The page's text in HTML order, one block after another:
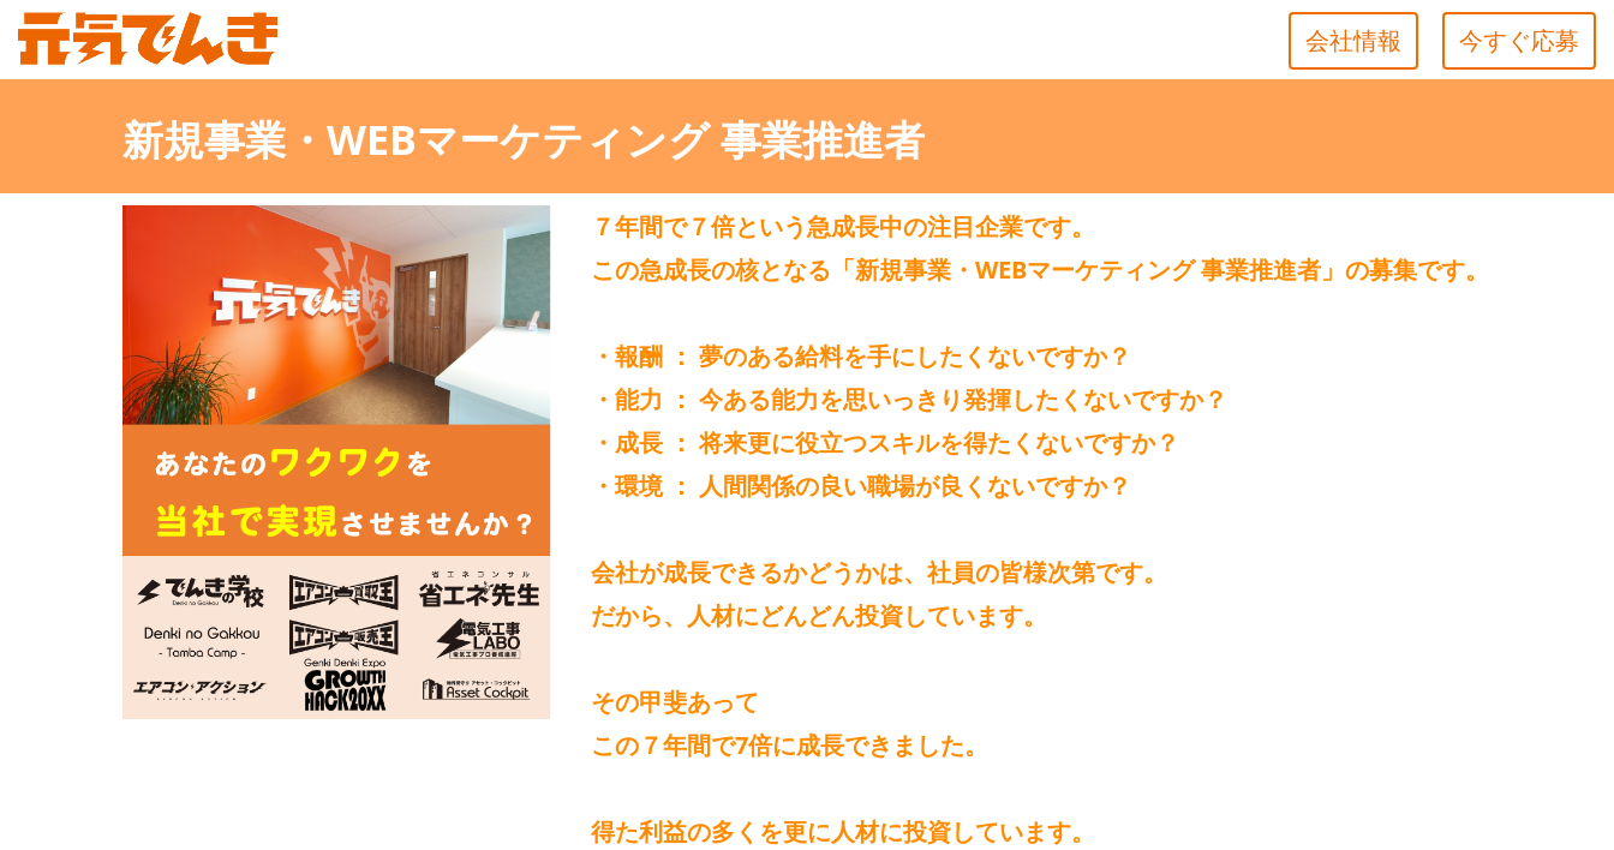
今すぐ応募
会社情報
新規事業・WEBマーケティング 事業推進者
７年間で７倍という急成長中の注目企業です。
この急成長の核となる「新規事業・WEBマーケティング 事業推進者」の募集です。
・報酬 ： 夢のある給料を手にしたくないですか？
・能力 ： 今ある能力を思いっきり発揮したくないですか？
・成長 ： 将来更に役立つスキルを得たくないですか？
・環境 ： 人間関係の良い職場が良くないですか？
会社が成長できるかどうかは、社員の皆様次第です。
だから、人材にどんどん投資しています。
その甲斐あって
この７年間で7倍に成長できました。
得た利益の多くを更に人材に投資しています。